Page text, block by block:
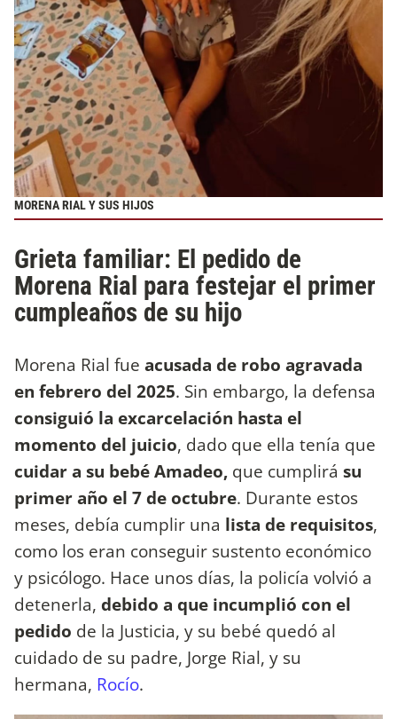
MORENA RIAL Y SUS HIJOS
Grieta familiar: El pedido de
Morena Rial para festejar el primer
cumpleaños de su hijo
Morena Rial fue acusada de robo agravada
en febrero del 2025. Sin embargo, la defensa
consiguió la excarcelación hasta el
momento del juicio, dado que ella tenía que
cuidar a su bebé Amadeo, que cumplirá su
primer año el 7 de octubre. Durante estos
meses, debía cumplir una lista de requisitos,
como los eran conseguir sustento económico
y psicólogo. Hace unos días, la policía volvió a
detenerla, debido a que incumplió con el
pedido de la Justicia, y su bebé quedó al
cuidado de su padre, Jorge Rial, y su
hermana, Rocío.